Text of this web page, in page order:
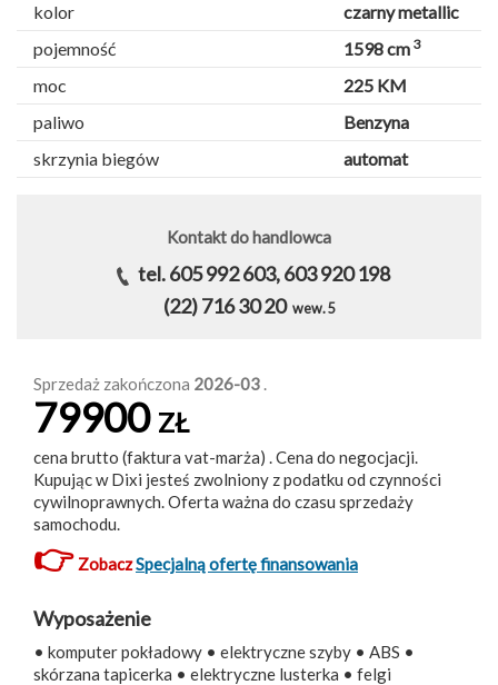
kolor
czarny metallic
pojemność
1598 cm 3
moc
225 KM
paliwo
Benzyna
skrzynia biegów
automat
Kontakt do handlowca
tel. 605 992 603, 603 920 198
(22) 716 30 20 wew. 5
Sprzedaż zakończona 2026-03 .
79900 ZŁ
cena brutto (faktura vat-marża) . Cena do negocjacji.
Kupując w Dixi jesteś zwolniony z podatku od czynności
cywilnoprawnych. Oferta ważna do czasu sprzedaży
samochodu.
👉ZobaczSpecjalną ofertę finansowania
Wyposażenie
• komputer pokładowy • elektryczne szyby • ABS •
skórzana tapicerka • elektryczne lusterka • felgi